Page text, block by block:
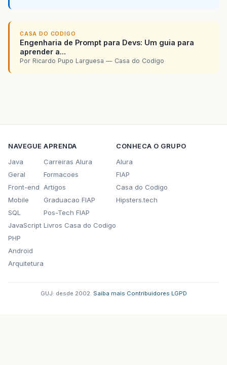
CASA DO CODIGO
Engenharia de Prompt para Devs: Um guia para
aprender a...
Por Ricardo Pupo Larguesa — Casa do Codigo
NAVEGUE
Java
Geral
Front-end
Mobile
SQL
JavaScript
PHP
Android
Arquitetura
APRENDA
Carreiras Alura
Formacoes
Artigos
Graduacao FIAP
Pos-Tech FIAP
Livros Casa do Codigo
CONHECA O GRUPO
Alura
FIAP
Casa do Codigo
Hipsters.tech
GUJ: desde 2002. Saiba mais Contribuidores LGPD